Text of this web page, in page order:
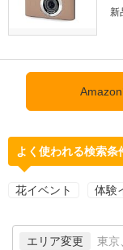
新
よく使われる検索条
花イベント 体験
エリア変更 東京